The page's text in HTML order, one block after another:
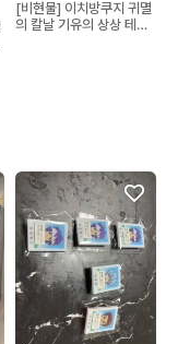
[비현물] 이치방쿠지 귀멸
의 칼날 기유의 상상 테치